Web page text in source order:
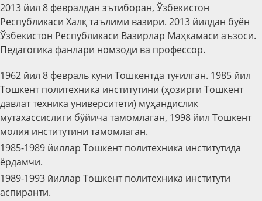
2013 йил 8 февралдан эътиборан, Ўзбекистон
Республикаси Халқ таълими вазири. 2013 йилдан буён
Ўзбекистон Республикаси Вазирлар Маҳкамаси аъзоси.
Педагогика фанлари номзоди ва профессор.
1962 йил 8 февраль куни Тошкентда туғилган. 1985 йил
Тошкент политехника институтини (ҳозирги Тошкент
давлат техника университети) муҳандислик
мутахассислиги бўйича тамомлаган, 1998 йил Тошкент
молия институтини тамомлаган.
1985-1989 йиллар Тошкент политехника институтида
ёрдамчи.
1989-1993 йиллар Тошкент политехника институти
аспиранти.